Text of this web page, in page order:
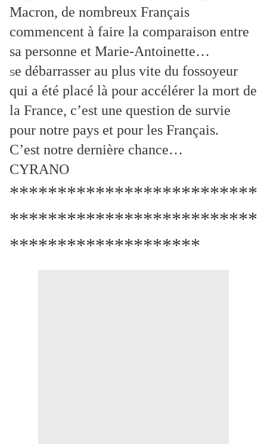
Macron, de nombreux Français
commencent à faire la comparaison entre
sa personne et Marie-Antoinette…
Se débarrasser au plus vite du fossoyeur
qui a été placé là pour accélérer la mort de
la France, c’est une question de survie
pour notre pays et pour les Français.
C’est notre dernière chance…
CYRANO
**************************
**************************
********************